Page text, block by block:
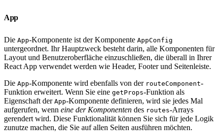
App
Die App-Komponente ist der Komponente AppConfig
untergeordnet. Ihr Hauptzweck besteht darin, alle Komponenten für
Layout und Benutzeroberfläche einzuschließen, die überall in Ihrer
React App verwendet werden wie Header, Footer und Seitenleiste.
Die App-Komponente wird ebenfalls von der routeComponent-
Funktion erweitert. Wenn Sie eine getProps-Funktion als
Eigenschaft der App-Komponente definieren, wird sie jedes Mal
aufgerufen, wenn eine der Komponenten des routes-Arrays
gerendert wird. Diese Funktionalität können Sie sich für jede Logik
zunutze machen, die Sie auf allen Seiten ausführen möchten.